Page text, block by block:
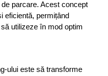
parcare. Acest concept
eficientă, permițând
utilizeze în mod optim
ului este să transforme